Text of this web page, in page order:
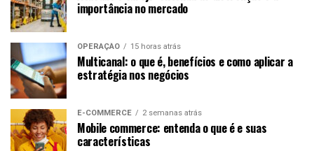
importância no mercado
OPERAÇÃO 15 horas atrás
Multicanal: o que é, benefícios e como aplicar a
estratégia nos negócios
E-COMMERCE 2 semanas atrás
Mobile commerce: entenda o que é e suas
características